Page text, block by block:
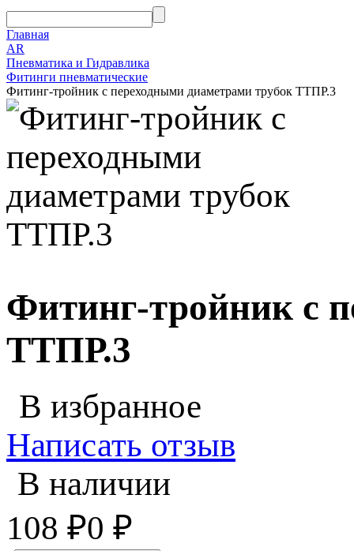
Главная
AR
Пневматика и Гидравлика
Фитинги пневматические
Фитинг-тройник с переходными диаметрами трубок ТТПР.3
Фитинг-тройник с
ТТПР.3
В избранное
Написать отзыв
В наличии
108 ₽0 ₽